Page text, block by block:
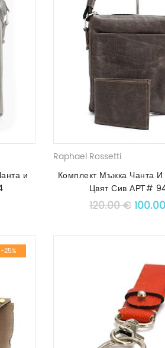
и
was: 113.00 €.
цена е: 102.00 €.
Raphael Rossetti
Комплект Мъжка Чанта
Цвят Сив АРТ#
120.00€
-25%